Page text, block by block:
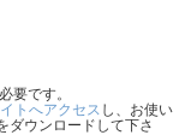
要です。
トへアクセス し、お使い
ダウンロードして下さ